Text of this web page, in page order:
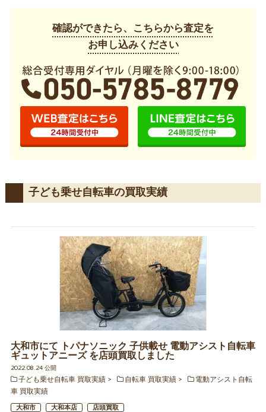
確認ができたら、こちらから査定を
お申し込みください
子ども乗せ自転車の買取実績
大和市にて トパナソニック 子供載せ 電動アシスト自転車
ギュットアニーズ を店頭買取しました
2022.08.24 公開
子ども乗せ自転車 買取実績
自転車 買取実績
電動アシスト自転
車 買取実績
大和市 大和本店 店頭買取